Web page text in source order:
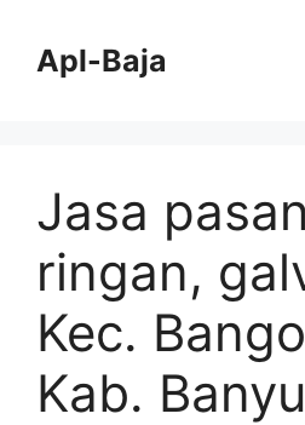
contentApl-Baja
Jasa
ringan,
Kec.
Kab.